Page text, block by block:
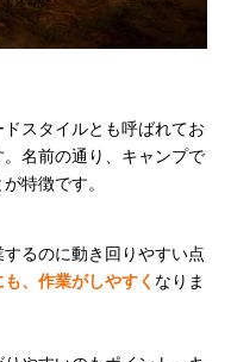
スタイルとも呼ばれてお
名前の通り、キャンプで
特徴です。
るのに動き回りやすい点
、作業がしやすく なりま